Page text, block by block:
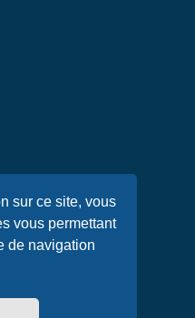
sur ce site, vous
vous permettant
de navigation